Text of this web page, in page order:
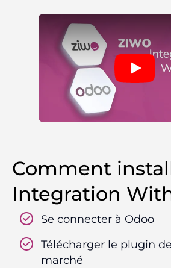
Comment
Integration
Se connecter à Odoo
Télécharger le plugin
marché